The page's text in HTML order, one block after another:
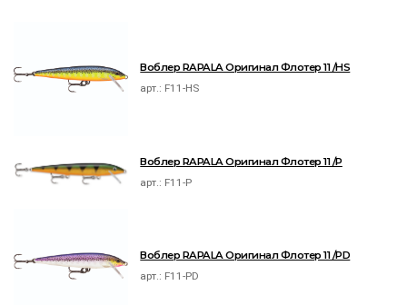
Воблер RAPALA Оригинал Флотер 11 /HS
арт.: F11-HS
Воблер RAPALA Оригинал Флотер 11 /P
арт.: F11-P
Воблер RAPALA Оригинал Флотер 11 /PD
арт.: F11-PD